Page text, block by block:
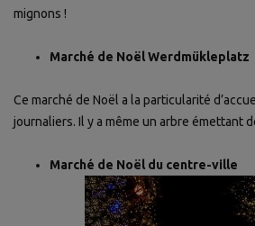
mignons !
Marché de Noël Werdmükleplatz
Ce marché de Noël a la particularité
journaliers. Il y a même un arbre émettant
Marché de Noël du centre-ville